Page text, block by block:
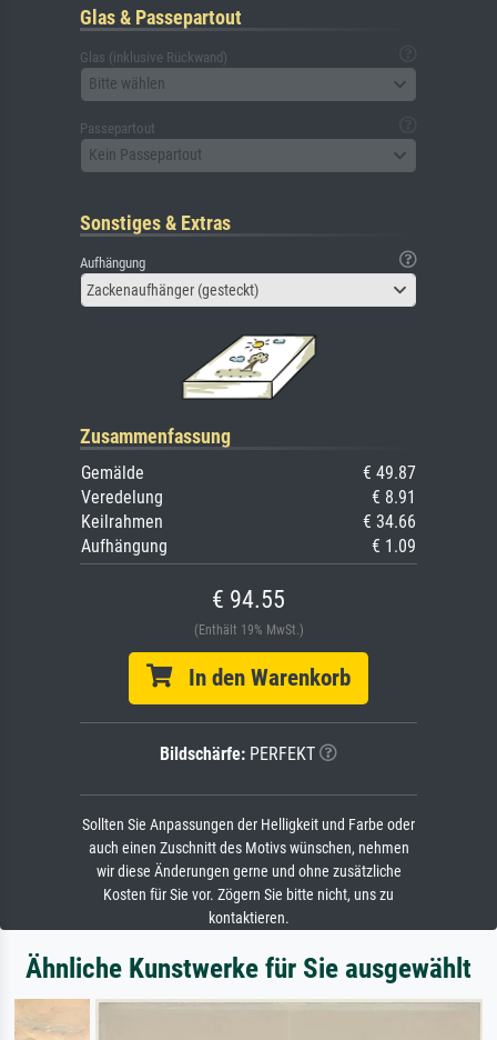
Glas & Passepartout
Glas (inklusive Rückwand)
Bitte wählen
Passepartout
Kein Passepartout
Sonstiges & Extras
Aufhängung
Zackenaufhänger (gesteckt)
Zusammenfassung
Gemälde
€ 49.87
Veredelung
€ 8.91
Keilrahmen
€ 34.66
Aufhängung
€ 1.09
€ 94.55
(Enthält 19% MwSt.)
In den Warenkorb
Bildschärfe: PERFEKT
Sollten Sie Anpassungen der Helligkeit und Farbe oder
auch einen Zuschnitt des Motivs wünschen, nehmen
wir diese Änderungen gerne und ohne zusätzliche
Kosten für Sie vor. Zögern Sie bitte nicht, uns zu
kontaktieren.
Ähnliche Kunstwerke für Sie ausgewählt